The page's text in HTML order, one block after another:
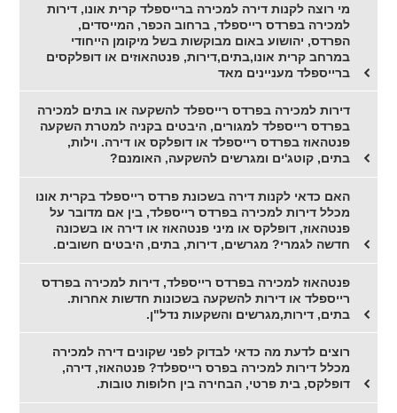
מי רוצה לקנות דירה למכירה ברייספלד קרית אונו, דירות
למכירה בפרדס רייספלד, ברחוב הכפר, המייסדים,
הפרדס, יהושוע באום מבוקשות בשל מיקומן הייחודי
במרחב קרית אונו,בתים,דירות, פנטהאוזים או דופלקסים
ברייספלד מעניינים מאד
דירות למכירה בפרדס רייספלד להשקעה או בתים למכירה
בפרדס רייספלד למגורים, היבטים בקניה למטרת השקעה
פנטהאוז בפרדס רייספלד או דופלקס או דירה. וילות,
בתים, קוטג'ים ומגרשים להשקעה, האומנם?
האם כדאי לקנות דירה בשכונת פרדס רייספלד בקרית אונו
מכלל דירות למכירה בפרדס רייספלד, בין אם מדובר על
פנטהאוז, דופלקס או מיני פנטהאוז או דירה או בשכונה
חדשה לגמרי? מגרשים, דירות, בתים, היבטים חשובים.
פנטהאוז למכירה בפרדס רייספלד, דירות למכירה בפרדס
רייספלד או דירות להשקעה בשכונות חדשות אחרות.
בתים, דירות,מגרשים והשקעות נדל"ן.
רוצים לדעת מה כדאי לבדוק לפני שקונים דירה למכירה
מכלל דירות למכירה בפרס רייספלד? פנטהאוז, דירה,
דופלקס, בית פרטי, הבחירה בין חלופות טובות.